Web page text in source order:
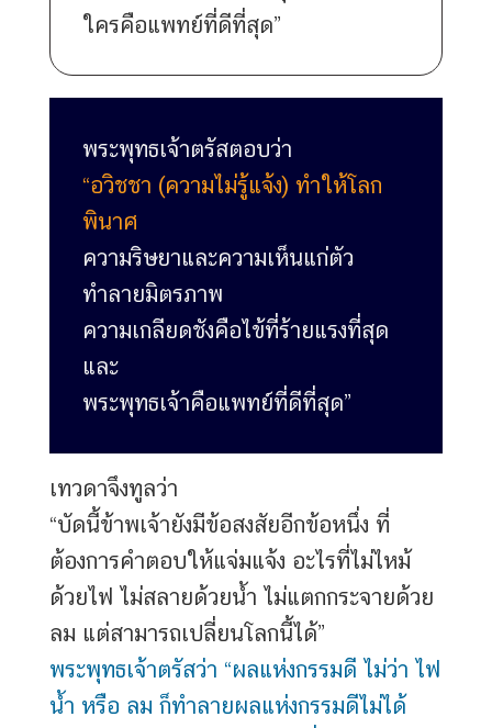
ใครคือแพทย์ที่ดีที่สุด”
พระพุทธเจ้าตรัสตอบว่า
“อวิชชา (ความไม่รู้แจ้ง) ทำให้โลก
พินาศ
ความริษยาและความเห็นแก่ตัว
ทำลายมิตรภาพ
ความเกลียดชังคือไข้ที่ร้ายแรงที่สุด
และ
พระพุทธเจ้าคือแพทย์ที่ดีที่สุด”
เทวดาจึงทูลว่า
“บัดนี้ข้าพเจ้ายังมีข้อสงสัยอีกข้อหนึ่ง ที่
ต้องการคำตอบให้แจ่มแจ้ง อะไรที่ไม่ไหม้
ด้วยไฟ ไม่สลายด้วยน้ำ ไม่แตกกระจายด้วย
ลม แต่สามารถเปลี่ยนโลกนี้ได้”
พระพุทธเจ้าตรัสว่า “ผลแห่งกรรมดี ไม่ว่า ไฟ
น้ำ หรือ ลม ก็ทำลายผลแห่งกรรมดีไม่ได้